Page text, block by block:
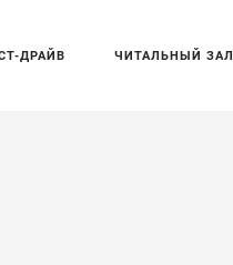
ДРАЙВ ЧИТАЛЬНЫЙ ЗАЛ